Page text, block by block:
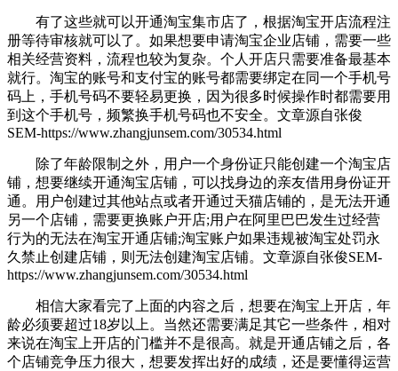
有了这些就可以开通淘宝集市店了，根据淘宝开店流程注
册等待审核就可以了。如果想要申请淘宝企业店铺，需要一些
相关经营资料，流程也较为复杂。个人开店只需要准备最基本
就行。淘宝的账号和支付宝的账号都需要绑定在同一个手机号
码上，手机号码不要轻易更换，因为很多时候操作时都需要用
到这个手机号，频繁换手机号码也不安全。 文章源自张俊
SEM-https://www.zhangjunsem.com/30534.html
除了年龄限制之外，用户一个身份证只能创建一个淘宝店
铺，想要继续开通淘宝店铺，可以找身边的亲友借用身份证开
通。用户创建过其他站点或者开通过天猫店铺的，是无法开通
另一个店铺，需要更换账户开店;用户在阿里巴巴发生过经营
行为的无法在淘宝开通店铺;淘宝账户如果违规被淘宝处罚永
久禁止创建店铺，则无法创建淘宝店铺。 文章源自张俊SEM-
https://www.zhangjunsem.com/30534.html
相信大家看完了上面的内容之后，想要在淘宝上开店，年
龄必须要超过18岁以上。当然还需要满足其它一些条件，相对
来说在淘宝上开店的门槛并不是很高。就是开通店铺之后，各
个店铺竞争压力很大，想要发挥出好的成绩，还是要懂得运营